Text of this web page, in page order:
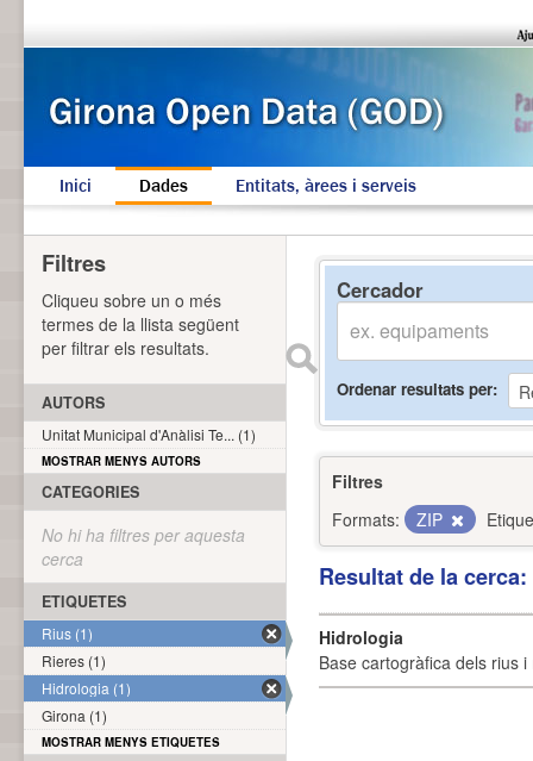
Inici Dades Entitats, àrees i serveis
Cercador
Ordenar resultats per
Filtres
Formats:
ZIP
Resultat de la
Hidrologia
Base cartogràfica dels rius
Filtres
Cliqueu sobre un o més
termes de la llista següent
per filtrar els resultats.
AUTORS
Unitat Municipal d'Anàlisi Te... (1)
MOSTRAR MENYS AUTORS
CATEGORIES
No hi ha filtres per aquesta
cerca
ETIQUETES
Rius (1)
Rieres (1)
Hidrologia (1)
Girona (1)
MOSTRAR MENYS ETIQUETES